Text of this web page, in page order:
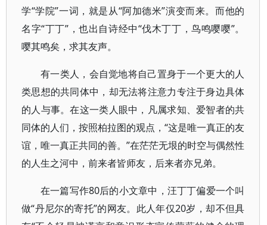
学“学院”一词，就是从“阿加德米”演变而来。而他的
名字“丁丁”，也出自诗经中“伐木丁丁，鸟鸣嘤嘤”。
嘤其鸣矣，求其友声。
有一类人，会自觉地将自己置身于一个更大的人
类思想的共同体中，却无法将注意力专注于身边具体
的人与事。在这一类人眼中，凡属求知、爱智者的共
同体的人们，按照柏拉图的观点，“这是唯一真正的友
谊，唯一真正共同的善。”在茫茫无垠的时空与偶然性
的人生之河中，前来者皆师友，后来者亦兄弟。
在一篇写作80后的小文章中，汪丁丁偏爱一个叫
做“丹尼尔的寄托”的网友。此人年仅20岁，却不但具